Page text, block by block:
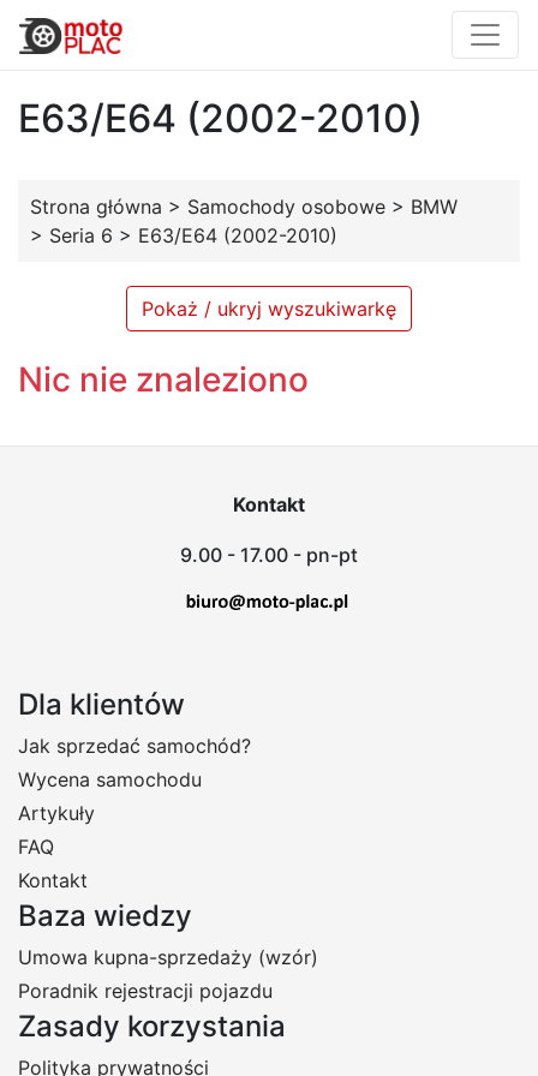
E63/E64 (2002-2010)
Strona główna > Samochody osobowe > BMW
> Seria 6 > E63/E64 (2002-2010)
Pokaż / ukryj wyszukiwarkę
Nic nie znaleziono
Kontakt
9.00 - 17.00 - pn-pt
Dla klientów
Jak sprzedać samochód?
Wycena samochodu
Artykuły
FAQ
Kontakt
Baza wiedzy
Umowa kupna-sprzedaży (wzór)
Poradnik rejestracji pojazdu
Zasady korzystania
Polityka prywatności